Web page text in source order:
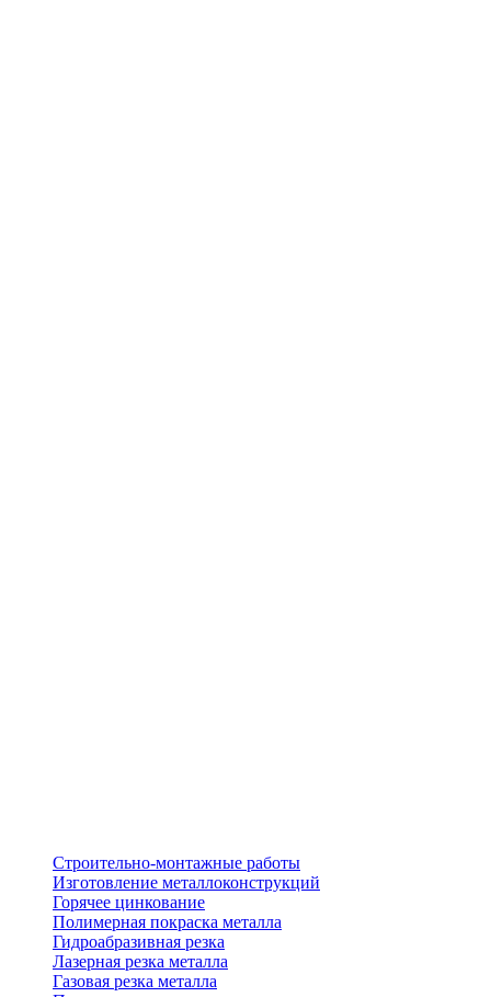
Строительно-монтажные работы
Изготовление металлоконструкций
Горячее цинкование
Полимерная покраска металла
Гидроабразивная резка
Лазерная резка металла
Газовая резка металла